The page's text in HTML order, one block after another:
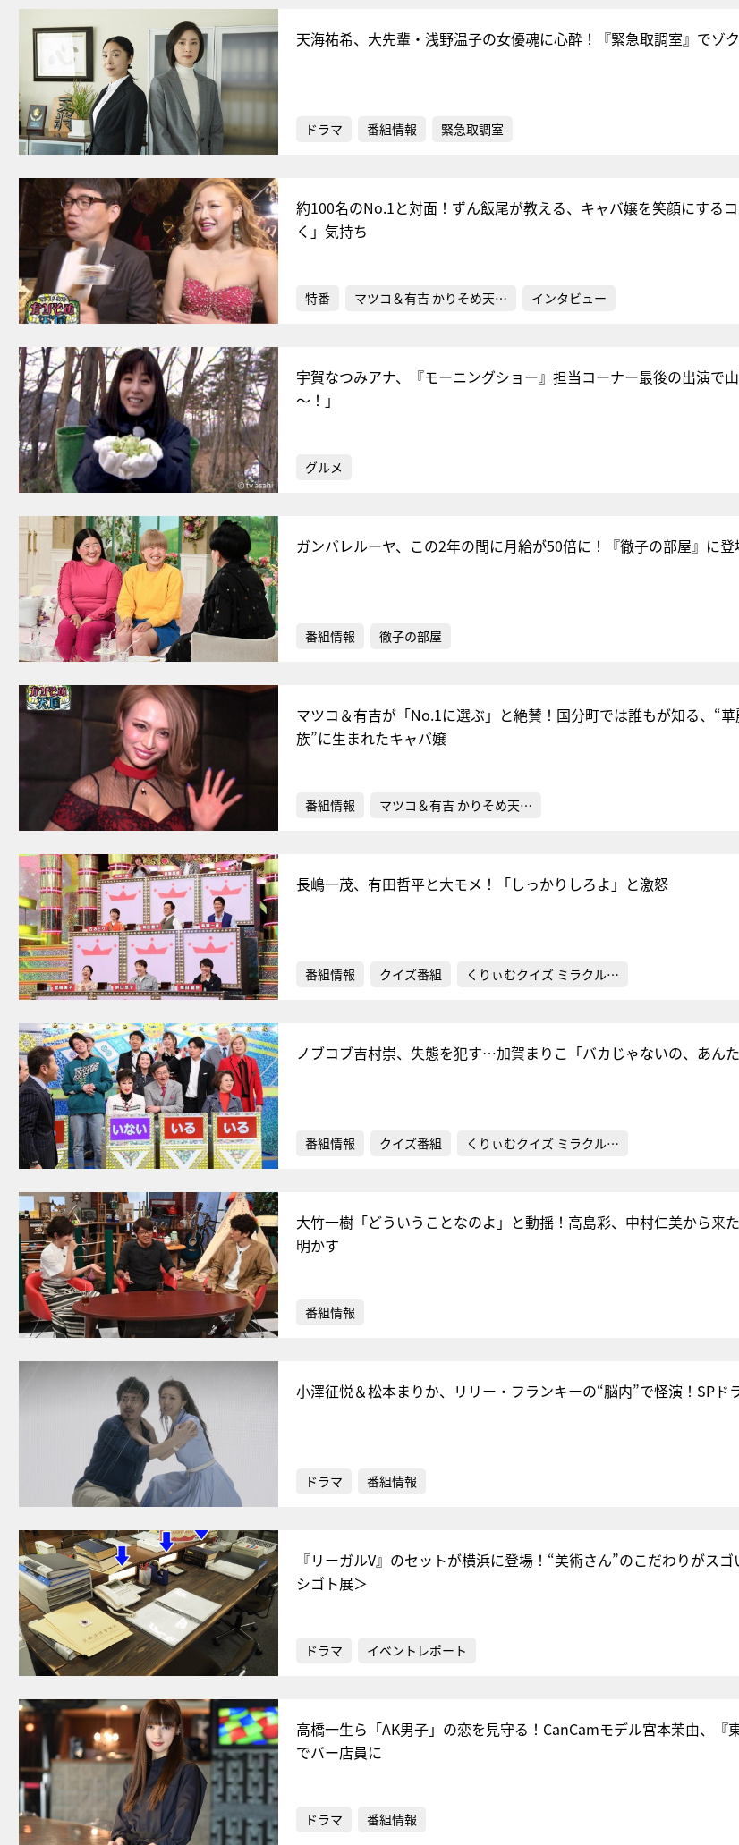
天海祐希、大先輩・浅野温子の女優魂に心酔！『緊急取調室』でゾ
ドラマ 番組情報 緊急取調室
約100名のNo.1と対面！ずん飯尾が教える、キャバ嬢を笑顔にする
く」気持ち
特番 マツコ＆有吉 かりそめ天… インタビュー
宇賀なつみアナ、『モーニングショー』担当コーナー最後の出演で
～！」
グルメ
ガンバレルーヤ、この2年の間に月給が50倍に！『徹子の部屋』に登
番組情報 徹子の部屋
マツコ＆有吉が「No.1に選ぶ」と絶賛！国分町では誰もが知る、“
族”に生まれたキャバ嬢
番組情報 マツコ＆有吉 かりそめ天…
長嶋一茂、有田哲平と大モメ！「しっかりしろよ」と激怒
番組情報 クイズ番組 くりぃむクイズ ミラクル…
ノブコブ吉村崇、失態を犯す…加賀まりこ「バカじゃないの、あん
番組情報 クイズ番組 くりぃむクイズ ミラクル…
大竹一樹「どういうことなのよ」と動揺！高島彩、中村仁美から来
明かす
番組情報
小澤征悦＆松本まりか、リリー・フランキーの“脳内”で怪演！SPド
ドラマ 番組情報
『リーガルV』のセットが横浜に登場！“美術さん”のこだわりがス
シゴト展＞
ドラマ イベントレポート
高橋一生ら「AK男子」の恋を見守る！CanCamモデル宮本茉由、『
でバー店員に
ドラマ 番組情報